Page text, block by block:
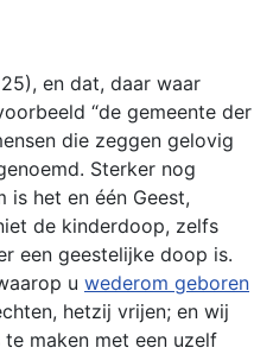
en dat, daar waar
“de gemeente der
die zeggen gelovig
Sterker nog
het en één Geest,
de kinderdoop, zelfs
een geestelijke doop is.
u wederom geboren
hetzij vrijen; en wij
maken met een uzelf